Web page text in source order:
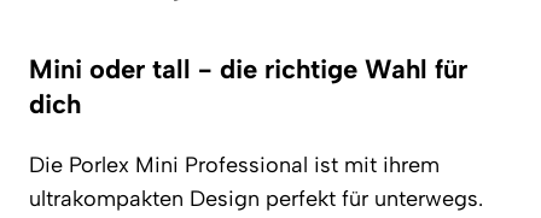
Mini oder tall - die richtige Wahl für
dich
Die Porlex Mini Professional ist mit ihrem
ultrakompakten Design perfekt für unterwegs.